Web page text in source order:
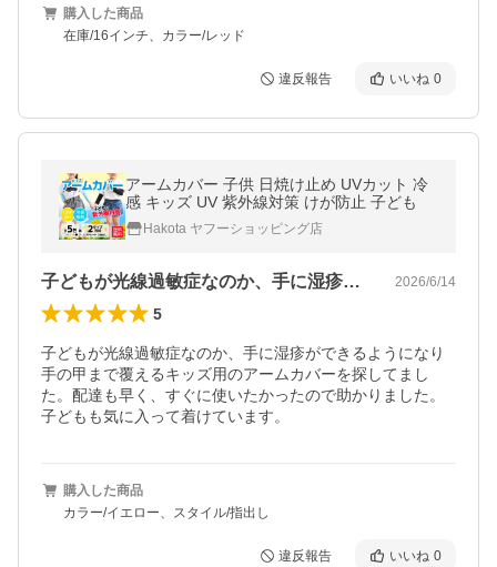
購入した商品
在庫/16インチ、カラー/レッド
違反報告 いいね 0
アームカバー 子供 日焼け止め UVカット 冷
感 キッズ UV 紫外線対策 けが防止 子ども
Hakota ヤフーショッピング店
子どもが光線過敏症なのか、手に湿疹がで… 2026/6/14
5
子どもが光線過敏症なのか、手に湿疹ができるようになり
手の甲まで覆えるキッズ用のアームカバーを探してまし
た。配達も早く、すぐに使いたかったので助かりました。
子どもも気に入って着けています。
購入した商品
カラー/イエロー、スタイル/指出し
違反報告 いいね 0